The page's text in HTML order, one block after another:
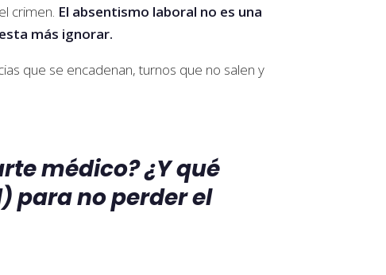
crimen. El absentismo laboral no es una
más ignorar.
que se encadenan, turnos que no salen y
médico? ¿Y qué
para no perder el